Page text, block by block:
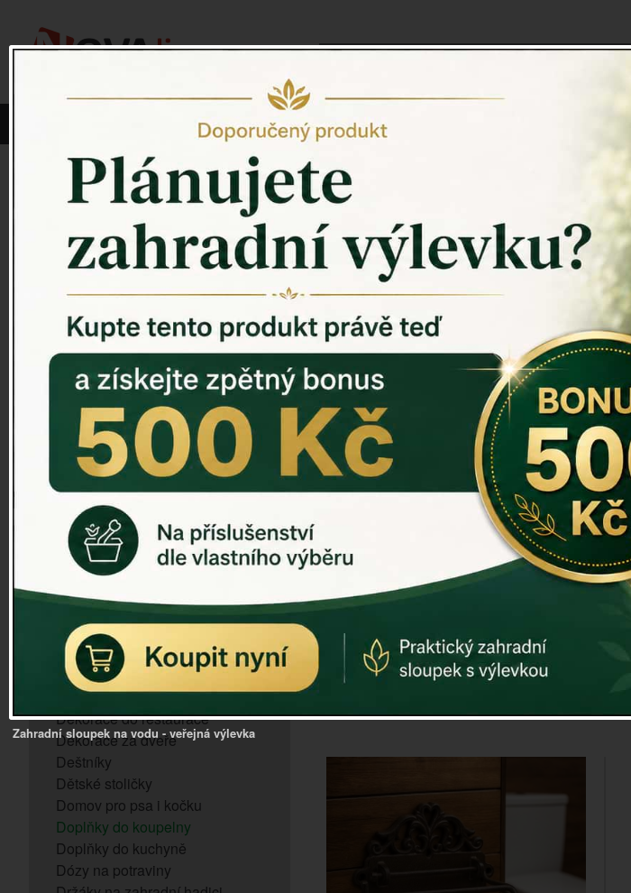
Vyberte si kategorii: NOVINKY
PÍTKO PRO PTÁKY
ZAHRADNÍ SOCHY
ZAHRADNÍ UMYVADLA
PTAČÍ BUDKY
Litinové škrabáky na boty
DEKORACE NA HROB
RETRO KONZOLE
Domovní čísla - litina
DEKORACE NA ZEĎ
ZVONKOHRA
ZVONY A ZVONKY
PTAČÍ KRMÍTKA
SLUNEČNÍ HODINY
Dózy na brambory a zeleninu
VÝPRODEJ - poslední kusy
Andělé, něžné sošky
Aroma lampy
Buddha soška
BUDKY PRO SÝKORKY
Budky pro vrabce
Bytový textil
Dárky pro muže
Dekorace do bytu
Dekorace do restaurace
Dekorace za dveře
Deštníky
Dětské stoličky
Domov pro psa i kočku
Doplňky do koupelny
Doplňky do kuchyně
Dózy na potraviny
Venkovský domov
Stojan na toaletní papír + zásobník
DOPRODEJ POSLEDNÍCH KUSŮ - PŮVODNÍ
CENA 975.-
Cena: 629 Kč
Doručíme do: 10.8.
Zahradní sloupek na vodu - veřejná výlevka